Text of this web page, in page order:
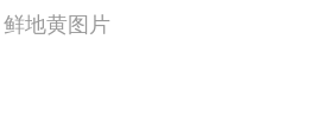
鲜地黄图片